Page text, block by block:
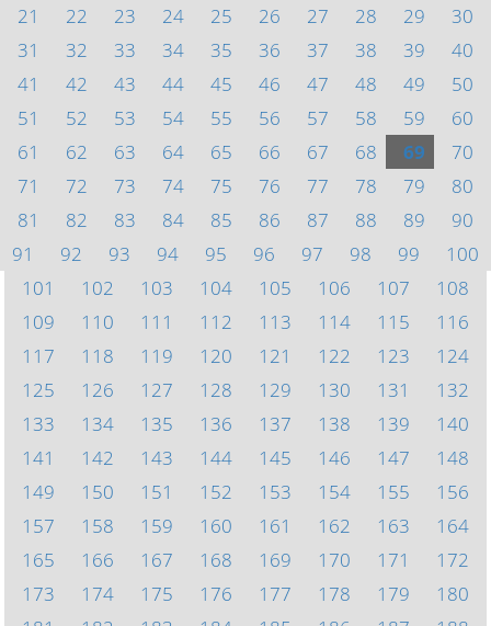
21
22 23 24 25 26 27 28 29
30
31
32 33 34 35 36 37 38 39
40
41
42 43 44 45 46 47 48 49
50
51
52 53 54 55 56 57 58 59
60
61
62 63 64 65 66 67 68 69
70
71
72 73 74 75 76 77 78 79
80
81
82 83 84 85 86 87 88 89
90
91
92 93 94 95 96 97 98 99
100
101
102 103 104 105 106 107
108
109
110 111 112 113 114 115
116
117
118 119 120 121 122 123
124
125
126 127 128 129 130 131
132
133
134 135 136 137 138 139
140
141
142 143 144 145 146 147
148
149
150 151 152 153 154 155
156
157
158 159 160 161 162 163
164
165
166 167 168 169 170 171
172
173
174 175 176 177 178 179
180